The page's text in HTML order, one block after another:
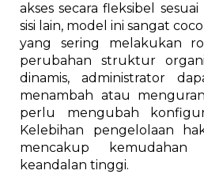
akses secara fleksibel
sisi lain, model ini sangat
yang sering melakukan
perubahan struktur
dinamis, administrator
menambah atau
perlu mengubah
Kelebihan pengelolaan
mencakup kemudahan
keandalan tinggi.